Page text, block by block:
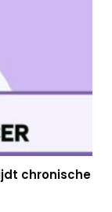
chronische